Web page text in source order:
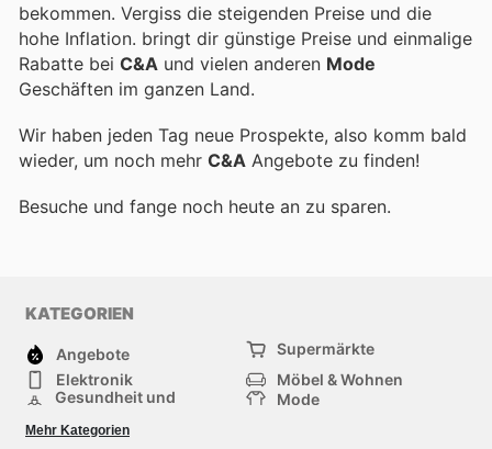
bekommen. Vergiss die steigenden Preise und die
hohe Inflation. bringt dir günstige Preise und einmalige
Rabatte bei C&A und vielen anderen Mode
Geschäften im ganzen Land.
Wir haben jeden Tag neue Prospekte, also komm bald
wieder, um noch mehr C&A Angebote zu finden!
Besuche und fange noch heute an zu sparen.
KATEGORIEN
Angebote
Supermärkte
Elektronik
Möbel & Wohnen
Gesundheit und
Mode
Sportartikel und
Sportbekleidung
Mehr Kategorien